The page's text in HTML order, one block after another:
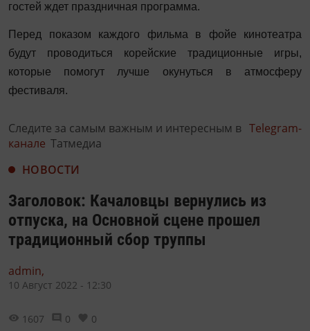
гостей ждет праздничная программа.
Перед показом каждого фильма в фойе кинотеатра
будут проводиться корейские традиционные игры,
которые помогут лучше окунуться в атмосферу
фестиваля.
Следите за самым важным и интересным в Telegram-
канале Татмедиа
НОВОСТИ
Заголовок: Качаловцы вернулись из
отпуска, на Основной сцене прошел
традиционный сбор труппы
admin,
10 Август 2022 - 12:30
1607 0 0